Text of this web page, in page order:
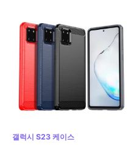
갤럭시 S23 케이스